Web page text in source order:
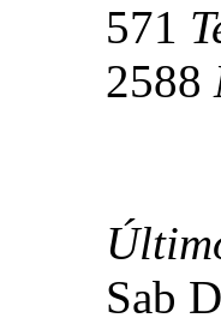
571
2588
Sab